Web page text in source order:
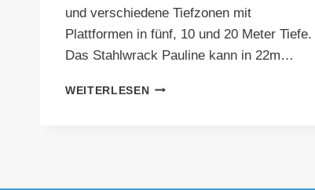
und verschiedene Tiefzonen mit
Plattformen in fünf, 10 und 20 Meter Tiefe.
Das Stahlwrack Pauline kann in 22m…
WEITERLESENSTART